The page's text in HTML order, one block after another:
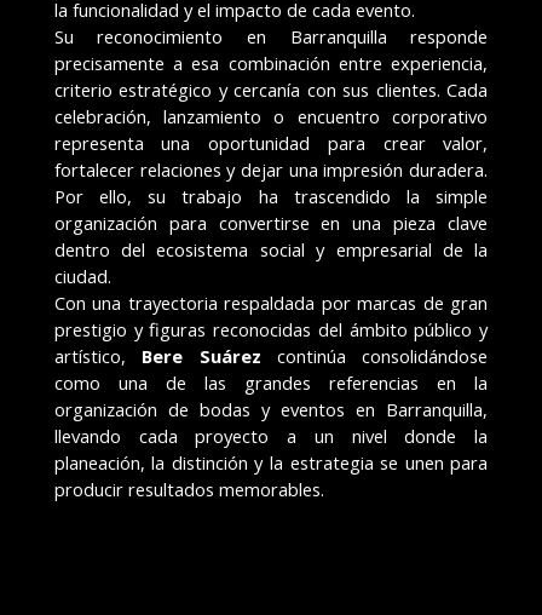
la funcionalidad y el impacto de cada evento.
Su reconocimiento en Barranquilla responde
precisamente a esa combinación entre experiencia,
criterio estratégico y cercanía con sus clientes. Cada
celebración, lanzamiento o encuentro corporativo
representa una oportunidad para crear valor,
fortalecer relaciones y dejar una impresión duradera.
Por ello, su trabajo ha trascendido la simple
organización para convertirse en una pieza clave
dentro del ecosistema social y empresarial de la
ciudad.
Con una trayectoria respaldada por marcas de gran
prestigio y figuras reconocidas del ámbito público y
artístico, Bere Suárez continúa consolidándose
como una de las grandes referencias en la
organización de bodas y eventos en Barranquilla,
llevando cada proyecto a un nivel donde la
planeación, la distinción y la estrategia se unen para
producir resultados memorables.